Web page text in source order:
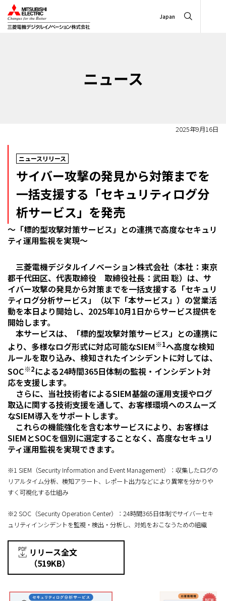
Japan
ニュース
2025年9月16日
ニュースリリース
サイバー攻撃の発見から対策までを
一括支援する「セキュリティログ分
析サービス」を発売
～「標的型攻撃対策サービス」との連携で高度なセキュリ
ティ運用監視を実現～
三菱電機デジタルイノベーション株式会社（本社：東京
都千代田区、代表取締役 取締役社長：武田 聡）は、サ
イバー攻撃の発見から対策までを一括支援する「セキュリ
ティログ分析サービス」（以下「本サービス」）の営業活
動を本日より開始し、2025年10月1日からサービス提供を
開始します。
本サービスは、「標的型攻撃対策サービス」との連携に
より、多様なログ形式に対応可能なSIEM※1へ高度な検知
ルールを取り込み、検知されたインシデントに対しては、
SOC※2による24時間365日体制の監視・インシデント対
応を支援します。
さらに、当社技術者によるSIEM基盤の運用支援やログ
取込に関する技術支援を通して、お客様環境へのスムーズ
なSIEM導入をサポートします。
これらの機能強化を含む本サービスにより、お客様は
SIEMとSOCを個別に選定することなく、高度なセキュリ
ティ運用監視を実現できます。
※1 SIEM（Security Information and Event Management）：収集したログの
リアルタイム分析、検知アラート、レポート出力などにより異常を分かりや
すく可視化する仕組み
※2 SOC（Security Operation Center）：24時間365日体制でサイバーセキ
ュリティインシデントを監視・検出・分析し、対処をおこなうための組織
リリース全文
（519KB）